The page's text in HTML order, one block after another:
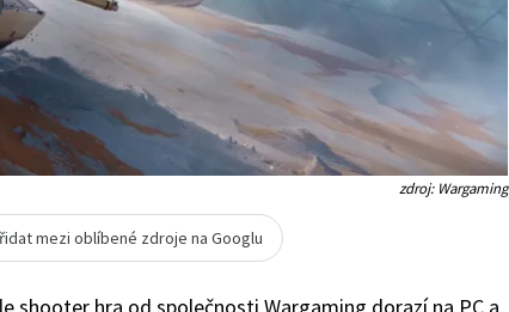
zdroj: Wargaming
mezi oblíbené zdroje na Googlu
shooter hra od společnosti Wargaming dorazí na PC a